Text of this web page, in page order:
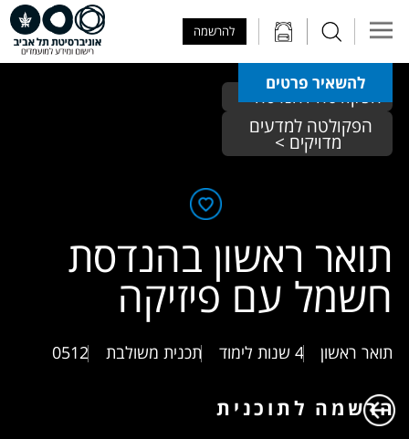
להרשמה
להשאיר פרטים
הפקולטה להנדסה >
מדויקים >
תואר ראשון בהנדסת
חשמל עם פיזיקה
תואר ראשון 4 שנות לימוד תכנית משולבת 0512
הרשמה לתוכנית